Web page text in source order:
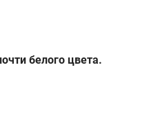
белого цвета.